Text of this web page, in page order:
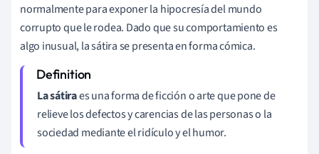
normalmente para exponer la hipocresía del mundo
corrupto que le rodea. Dado que su comportamiento es
algo inusual, la sátira se presenta en forma cómica.
La sátiraes una forma de ficción o arte que pone de
relieve los defectos y carencias de las personas o la
sociedad mediante el ridículo y el humor.